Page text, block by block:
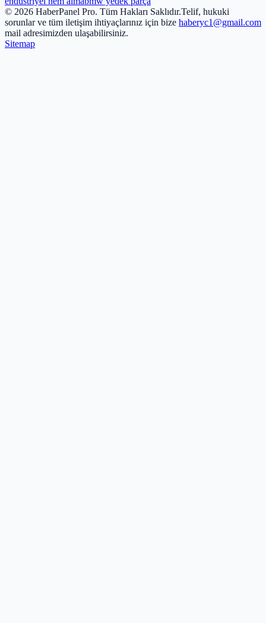
© 2026 HaberPanel Pro. Tüm Hakları Saklıdır.Telif, hukuki
sorunlar ve tüm iletişim ihtiyaçlarınız için bize haberyc1@gmail.com
mail adresimizden ulaşabilirsiniz.
Sitemap